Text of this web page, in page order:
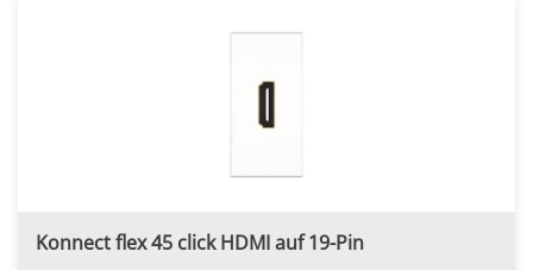
Konnect flex 45 click HDMI auf 19-Pin